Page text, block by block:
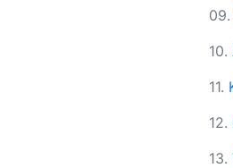
09.
10.
11.
12.
13.